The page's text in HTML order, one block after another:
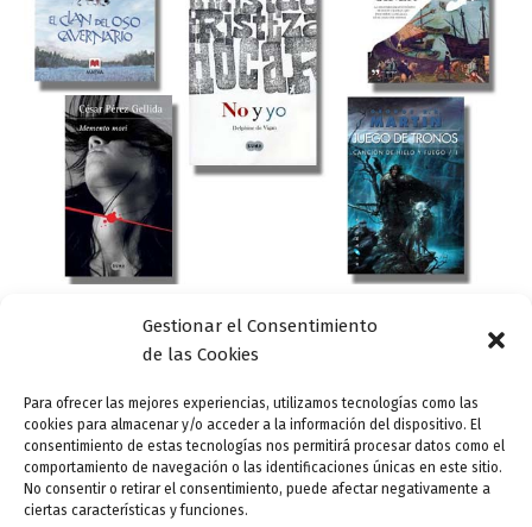
Gestionar el Consentimiento
de las Cookies
Para ofrecer las mejores experiencias, utilizamos tecnologías como las
cookies para almacenar y/o acceder a la información del dispositivo. El
consentimiento de estas tecnologías nos permitirá procesar datos como el
comportamiento de navegación o las identificaciones únicas en este sitio.
No consentir o retirar el consentimiento, puede afectar negativamente a
ciertas características y funciones.
5 novelas recomendadas por el futbolista
Sisinio González
ensutinta/11 agosto, 2014
Sisinio González Martínez (Albacete, 1986): “La verdad es
que me gusta mucho leer, pero no suelo leer novelas